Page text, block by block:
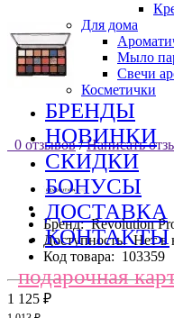
Для дома
Мыло
Свечи
Косметички
БРЕНДЫ
НОВИНКИ
СКИДКИ
БОНУСЫ
ДОСТАВКА
КОНТАКТЫ
подарочная
0 отзывов / Написать
Бренд: Revolution
Доступность:Нет в
Код товара: 103359
1 125 ₽